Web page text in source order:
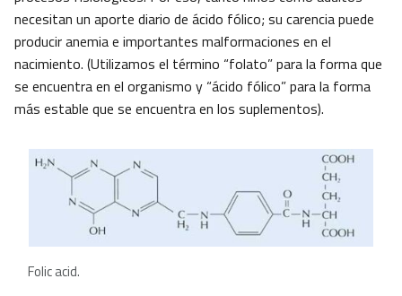
necesitan un aporte diario de ácido fólico; su carencia puede
producir anemia e importantes malformaciones en el
nacimiento. (Utilizamos el término “folato” para la forma que
se encuentra en el organismo y “ácido fólico” para la forma
más estable que se encuentra en los suplementos).
Folic acid.